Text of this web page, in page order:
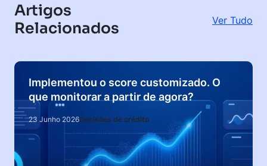
Artigos
Relacionados
Ver Tudo
Implementou o score customizado. O
que monitorar a partir de agora?
23 Junho 2026Decisões de crédito